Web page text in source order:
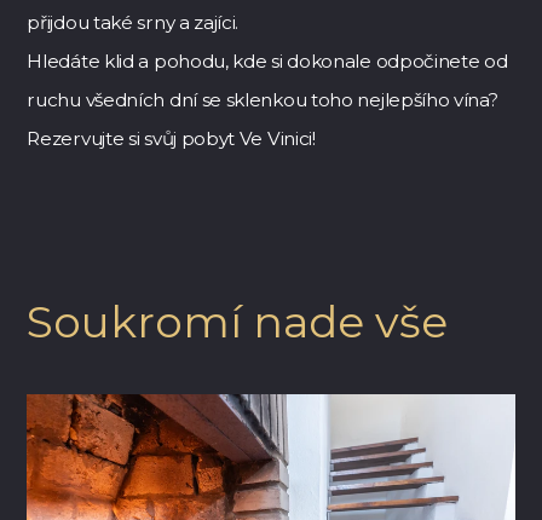
přijdou také srny a zajíci.
Hledáte klid a pohodu, kde si dokonale odpočinete od
ruchu všedních dní se sklenkou toho nejlepšího vína?
Rezervujte si svůj pobyt Ve Vinici!
Soukromí nade vše